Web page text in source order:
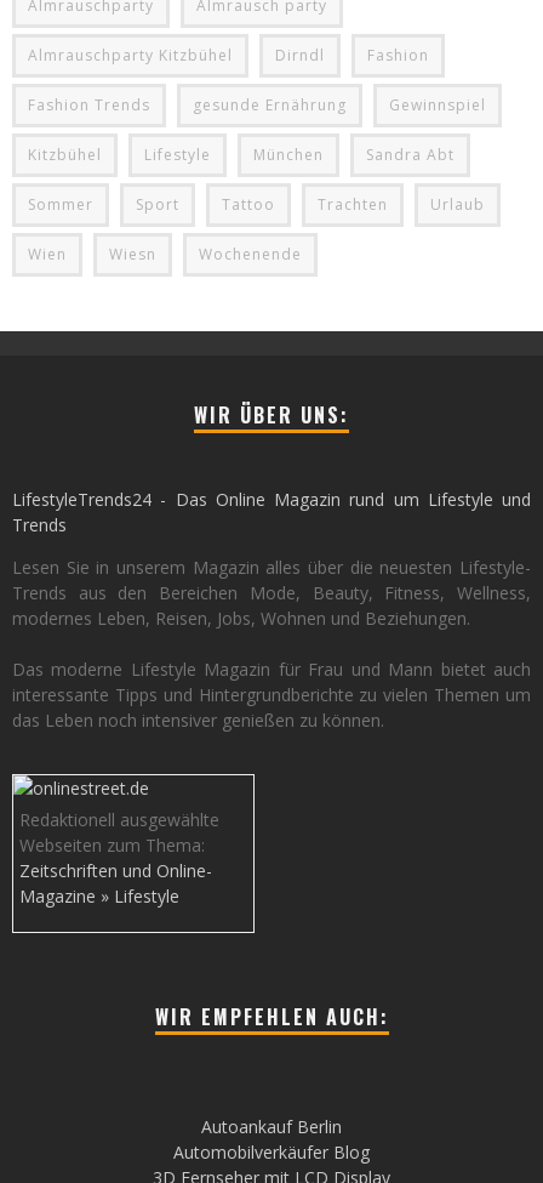
Almrauschparty Almrausch party
Almrauschparty Kitzbühel Dirndl Fashion
Fashion Trends gesunde Ernährung Gewinnspiel
Kitzbühel Lifestyle München Sandra Abt
Sommer Sport Tattoo Trachten Urlaub
Wien Wiesn Wochenende
WIR ÜBER UNS:
LifestyleTrends24 - Das Online Magazin rund um Lifestyle und
Trends
Lesen Sie in unserem Magazin alles über die neuesten Lifestyle-
Trends aus den Bereichen Mode, Beauty, Fitness, Wellness,
modernes Leben, Reisen, Jobs, Wohnen und Beziehungen.
Das moderne Lifestyle Magazin für Frau und Mann bietet auch
interessante Tipps und Hintergrundberichte zu vielen Themen um
das Leben noch intensiver genießen zu können.
Redaktionell ausgewählte
Webseiten zum Thema:
Zeitschriften und Online-
Magazine » Lifestyle
WIR EMPFEHLEN AUCH:
Autoankauf Berlin
Automobilverkäufer Blog
3D Fernseher mit LCD Display